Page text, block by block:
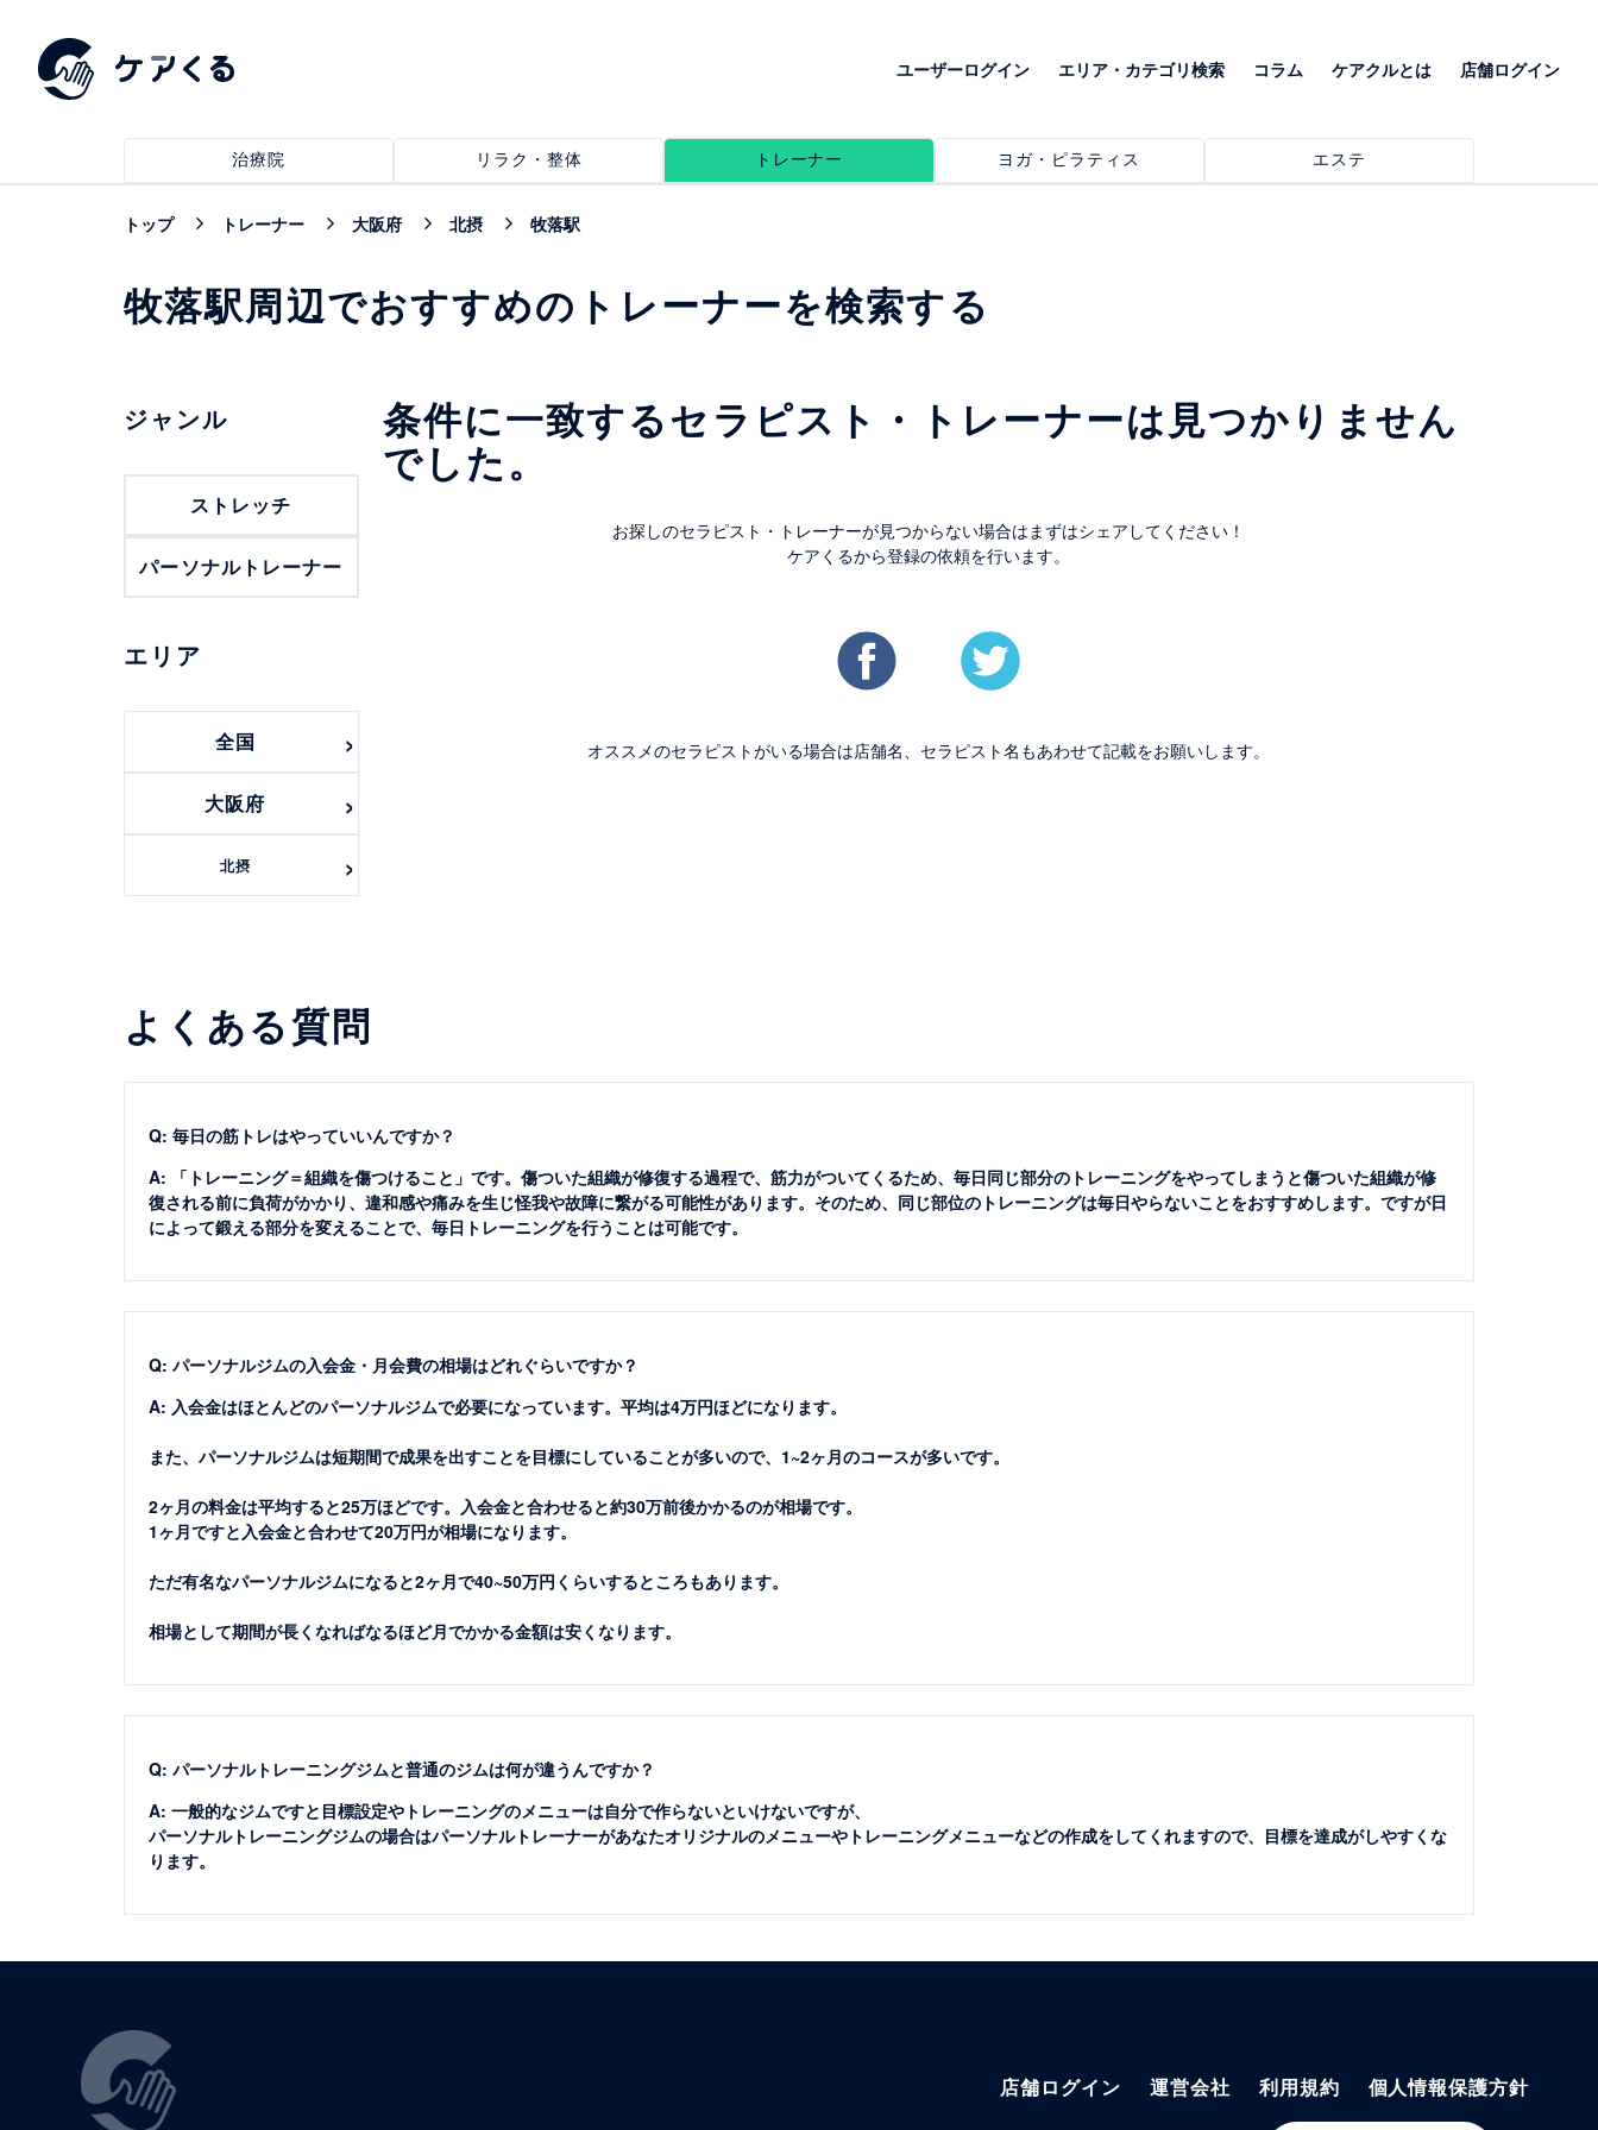
ユーザーログイン エリア・カテゴリ検索 コラム ケアクルとは 店舗ログイン
治療院 リラク・整体 トレーナー ヨガ・ピラティス エステ
トップ トレーナー 大阪府 北摂 牧落駅
牧落駅周辺でおすすめのトレーナーを検索する
ジャンル
ストレッチ
パーソナルトレーナー
エリア
全国
大阪府
北摂
条件に一致するセラピスト・トレーナーは見つかりません
でした。
お探しのセラピスト・トレーナーが見つからない場合はまずはシェアしてください！
ケアくるから登録の依頼を行います。
オススメのセラピストがいる場合は店舗名、セラピスト名もあわせて記載をお願いします。
よくある質問
Q: 毎日の筋トレはやっていいんですか？
A: 「トレーニング＝組織を傷つけること」です。傷ついた組織が修復する過程で、筋力がついてくるため、毎日同じ部分のトレーニングをやってしまうと傷ついた組織が修
復される前に負荷がかかり、違和感や痛みを生じ怪我や故障に繋がる可能性があります。そのため、同じ部位のトレーニングは毎日やらないことをおすすめします。ですが日
によって鍛える部分を変えることで、毎日トレーニングを行うことは可能です。
Q: パーソナルジムの入会金・月会費の相場はどれぐらいですか？
A: 入会金はほとんどのパーソナルジムで必要になっています。平均は4万円ほどになります。
また、パーソナルジムは短期間で成果を出すことを目標にしていることが多いので、1~2ヶ月のコースが多いです。
2ヶ月の料金は平均すると25万ほどです。入会金と合わせると約30万前後かかるのが相場です。
1ヶ月ですと入会金と合わせて20万円が相場になります。
ただ有名なパーソナルジムになると2ヶ月で40~50万円くらいするところもあります。
相場として期間が長くなればなるほど月でかかる金額は安くなります。
Q: パーソナルトレーニングジムと普通のジムは何が違うんですか？
A: 一般的なジムですと目標設定やトレーニングのメニューは自分で作らないといけないですが、
パーソナルトレーニングジムの場合はパーソナルトレーナーがあなたオリジナルのメニューやトレーニングメニューなどの作成をしてくれますので、目標を達成がしやすくな
ります。
店舗ログイン 運営会社 利用規約 個人情報保護方針